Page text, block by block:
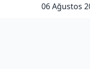
06 Ağustos